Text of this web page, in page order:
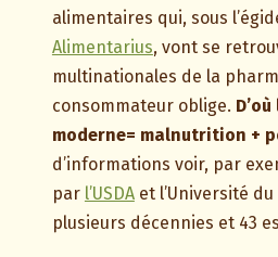
alimentaires qui, sous
Alimentarius, vont se
multinationales de la
consommateur oblige.
moderne= malnutrition +
d’informations voir, par
par l’USDAet l’Université
plusieurs décennies et 43